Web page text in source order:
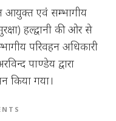
आयुक्त एवं सम्भागीय
हल्द्वानी की ओर से
परिवहन अधिकारी
पाण्डेय द्वारा
किया गया।